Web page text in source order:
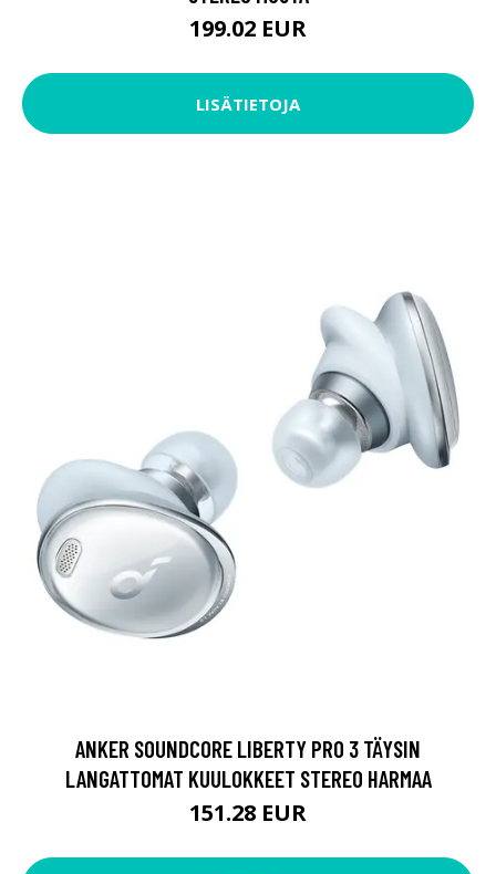
199.02 EUR
LISÄTIETOJA
ANKER SOUNDCORE LIBERTY PRO 3 TÄYSIN
LANGATTOMAT KUULOKKEET STEREO HARMAA
151.28 EUR